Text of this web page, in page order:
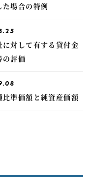
た場合の特例
に対して有する貸付金
の評価
比準価額と純資産価額